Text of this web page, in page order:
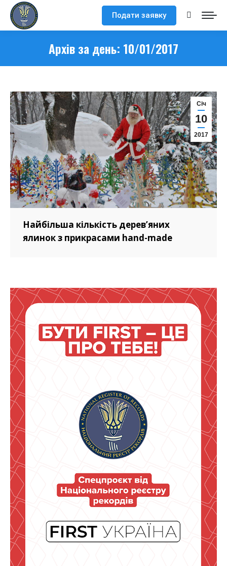
Подати заявку Search:
Архів за день: 10/01/2017
Cіч
10
2017
Найбільша кількість дерев’яних
ялинок з прикрасами hand-made